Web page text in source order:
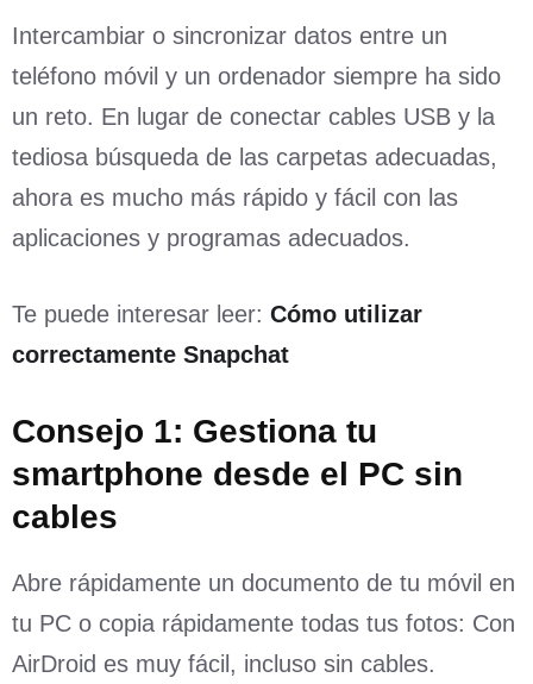
Intercambiar o sincronizar datos entre un
teléfono móvil y un ordenador siempre ha sido
un reto. En lugar de conectar cables USB y la
tediosa búsqueda de las carpetas adecuadas,
ahora es mucho más rápido y fácil con las
aplicaciones y programas adecuados.
Te puede interesar leer: Cómo utilizar
correctamente Snapchat
Consejo 1: Gestiona tu
smartphone desde el PC sin
cables
Abre rápidamente un documento de tu móvil en
tu PC o copia rápidamente todas tus fotos: Con
AirDroid es muy fácil, incluso sin cables.